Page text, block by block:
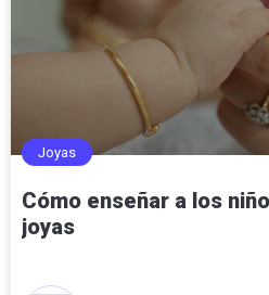
Joyas
Cómo enseñar a los
joyas